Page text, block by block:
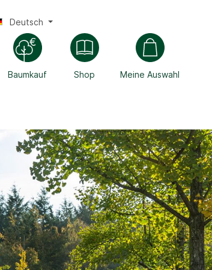
Baumkauf Shop Meine Auswahl
Deutsch